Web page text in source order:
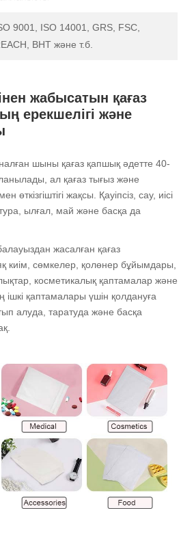
9001, ISO 14001, GRS, FSC,
BHT және т.б.
жабысатын қағаз
ерекшелігі және
шыны қағаз қапшық әдетте 40-
ал қағаз тығыз және
өткізгіштігі жақсы. Қауіпсіз, сау, иісі
ылғал, май және басқа да
жасалған қағаз
киім, сөмкелер, қолөнер бұйымдары,
косметикалық қаптамалар және
ішкі қаптамалары үшін қолдануға
алуда, таратуда және басқа